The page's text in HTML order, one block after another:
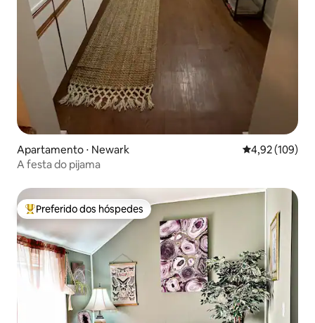
Apartamento ⋅ Newark 4,92 de uma
4,92 (109)
A festa do pijama
Entre os melhores preferidos dos hóspedes
Preferido dos hóspedes